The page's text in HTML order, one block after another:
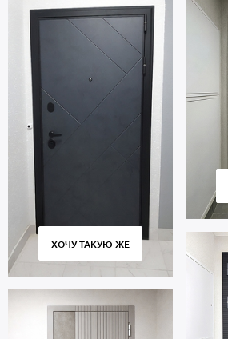
ХОЧУ ТАКУЮ ЖЕ